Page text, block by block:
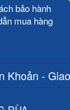
bảo hành
mua hàng
Khoản -